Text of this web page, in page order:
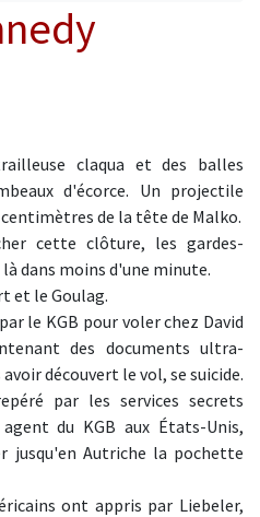
claqua et des balles
d'écorce. Un projectile
de la tête de Malko.
cette clôture, les gardes-
dans moins d'une minute.
et le Goulag.
le KGB pour voler chez David
des documents ultra-
découvert le vol, se suicide.
par les services secrets
du KGB aux États-Unis,
jusqu'en Autriche la pochette
ont appris par Liebeler,